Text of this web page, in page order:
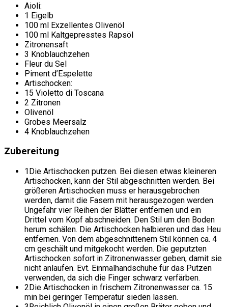
Aioli:
1 Eigelb
100 ml Exzellentes Olivenöl
100 ml Kaltgepresstes Rapsöl
Zitronensaft
3 Knoblauchzehen
Fleur du Sel
Piment d’Espelette
Artischocken:
15 Violetto di Toscana
2 Zitronen
Olivenöl
Grobes Meersalz
4 Knoblauchzehen
Zubereitung
1Die Artischocken putzen. Bei diesen etwas kleineren
Artischocken, kann der Stil abgeschnitten werden. Bei
größeren Artischocken muss er herausgebrochen
werden, damit die Fasern mit herausgezogen werden.
Ungefähr vier Reihen der Blätter entfernen und ein
Drittel vom Kopf abschneiden. Den Stil um den Boden
herum schälen. Die Artischocken halbieren und das Heu
entfernen. Von dem abgeschnittenem Stil können ca. 4
cm geschält und mitgekocht werden. Die geputzten
Artischocken sofort in Zitronenwasser geben, damit sie
nicht anlaufen. Evt. Einmalhandschuhe für das Putzen
verwenden, da sich die Finger schwarz verfärben.
2Die Artischocken in frischem Zitronenwasser ca. 15
min bei geringer Temperatur sieden lassen.